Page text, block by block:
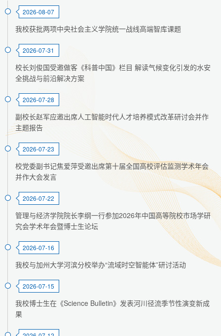
2026-08-07
我校获批两项中央社会主义学院统一战线高端智库课题
2026-07-31
校长刘俊国受邀做客《科普中国》栏目 解读气候变化引发的水安
全挑战与前沿解决方案
2026-07-28
副校长赵军应邀出席人工智能时代人才培养模式改革研讨会并作
主题报告
2026-07-23
校党委副书记焦爱萍受邀出席第十届全国高校评估监测学术年会
并作大会发言
2026-07-22
管理与经济学院院长李纲一行参加2026年中国高等院校市场学研
究会学术年会暨博士生论坛
2026-07-16
我校与加州大学河滨分校举办“流域时空智能体”研讨活动
2026-07-15
我校博士生在《Science Bulletin》发表河川径流季节性演变新成
果